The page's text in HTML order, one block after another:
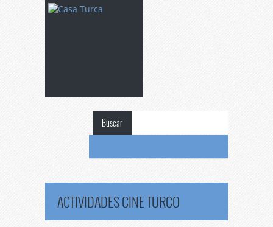
Buscar
ACTIVIDADESCINE TURCO